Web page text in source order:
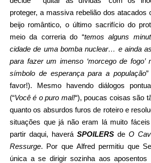
proteger, a massiva rebelião dos atacados
beijo romântico, o último sacrifício do
meio da correria do “temos alguns
cidade de uma bomba nuclear… e ainda
para fazer um imenso ‘morcego de fogo’
símbolo de esperança para a população
favor!). Mesmo havendo diálogos
(“Você é o puro mal!“), poucas coisas são
quanto os absurdos furos de roteiro e
situações que já não eram lá muito
partir daqui, haverá SPOILERS de O
Ressurge. Por que Alfred permitiu que
única a se dirigir sozinha aos aposentos